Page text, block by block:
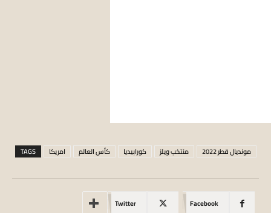
TAGS امريكا كأس العالم كورابيديا منتخب ويلز مونديال قطر 2022
Facebook
Twitter